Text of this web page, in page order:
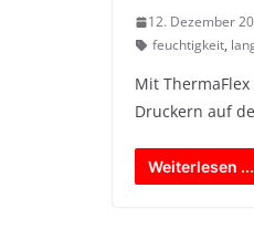
12. Dezember
feuchtigkeit,
Mit
Druckern auf
Weiterlesen ...